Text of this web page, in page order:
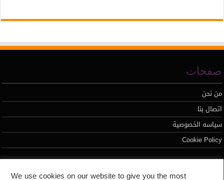
صفحات
من نحن
اتصال بنا
سياسه الخصوصية
Cookie Policy
تطوير محمد السيد
We use cookies on our website to give you the most